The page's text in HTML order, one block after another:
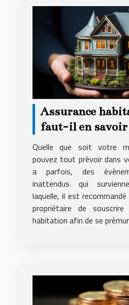
Assurance
faut-il en savoir
Quelle que soit votre
pouvez tout prévoir dans
a parfois, des
inattendus qui
laquelle, il est
propriétaire de
habitation afin de se